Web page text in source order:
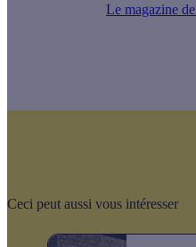
Le magazine
Ceci peut aussi vous intéresser